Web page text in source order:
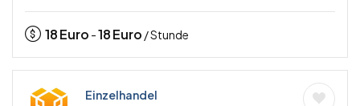
18Euro -18Euro / Stunde
Einzelhandel